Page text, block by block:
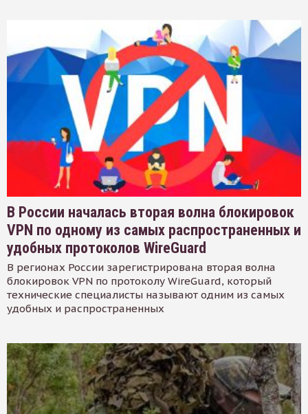
В России началась вторая волна блокировок
VPN по одному из самых распространенных и
удобных протоколов WireGuard
В регионах России зарегистрирована вторая волна
блокировок VPN по протоколу WireGuard, который
технические специалисты называют одним из самых
удобных и распространенных